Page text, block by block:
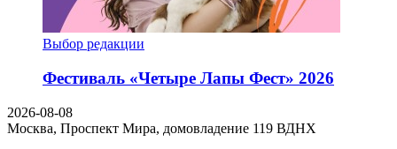
Выбор редакции
Фестиваль «Четыре Лапы Фест» 2026
2026-08-08
Москва, Проспект Мира, домовладение 119 ВДНХ